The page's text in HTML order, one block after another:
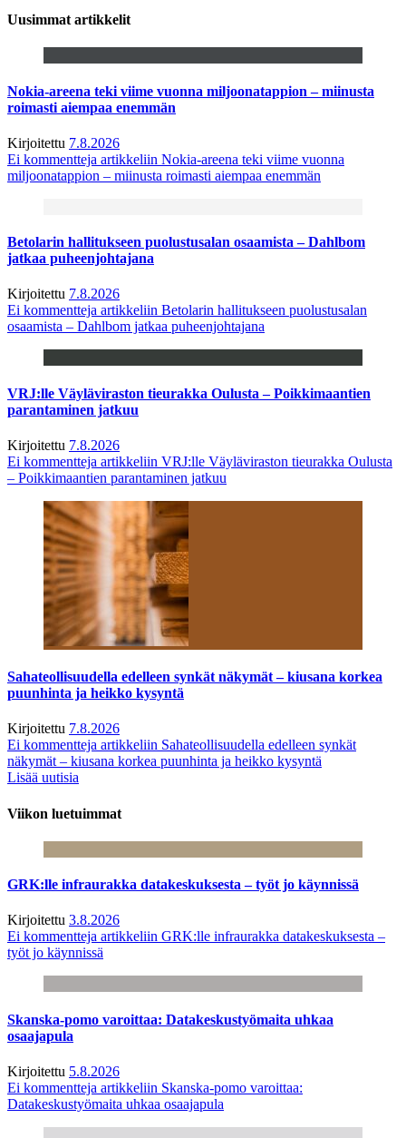
Uusimmat artikkelit
Nokia-areena teki viime vuonna miljoonatappion – miinusta
roimasti aiempaa enemmän
Kirjoitettu 7.8.2026
Ei kommentteja artikkeliin Nokia-areena teki viime vuonna
miljoonatappion – miinusta roimasti aiempaa enemmän
Betolarin hallitukseen puolustusalan osaamista – Dahlbom
jatkaa puheenjohtajana
Kirjoitettu 7.8.2026
Ei kommentteja artikkeliin Betolarin hallitukseen puolustusalan
osaamista – Dahlbom jatkaa puheenjohtajana
VRJ:lle Väyläviraston tieurakka Oulusta – Poikkimaantien
parantaminen jatkuu
Kirjoitettu 7.8.2026
Ei kommentteja artikkeliin VRJ:lle Väyläviraston tieurakka Oulusta
– Poikkimaantien parantaminen jatkuu
Sahateollisuudella edelleen synkät näkymät – kiusana korkea
puunhinta ja heikko kysyntä
Kirjoitettu 7.8.2026
Ei kommentteja artikkeliin Sahateollisuudella edelleen synkät
näkymät – kiusana korkea puunhinta ja heikko kysyntä
Lisää uutisia
Viikon luetuimmat
GRK:lle infraurakka datakeskuksesta – työt jo käynnissä
Kirjoitettu 3.8.2026
Ei kommentteja artikkeliin GRK:lle infraurakka datakeskuksesta –
työt jo käynnissä
Skanska-pomo varoittaa: Datakeskustyömaita uhkaa
osaajapula
Kirjoitettu 5.8.2026
Ei kommentteja artikkeliin Skanska-pomo varoittaa:
Datakeskustyömaita uhkaa osaajapula